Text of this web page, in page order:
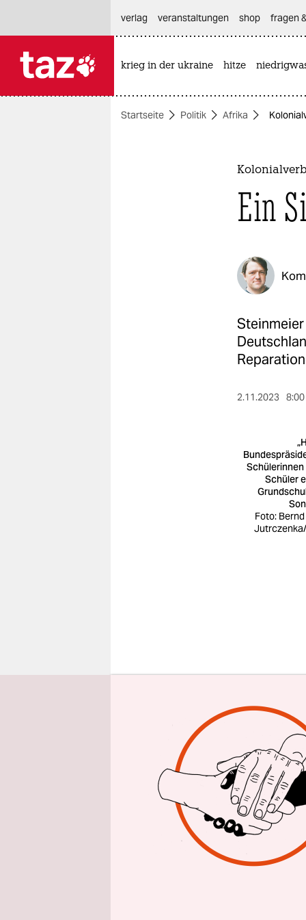
themen
verlag
veranstaltungen shop fragen
krieg in der ukraine hitze
Startseite Politik Afrika
Ein
2.11.2023
Schülerinnen
Schüler
Foto:
M
Worte
wäre
gewesen.
Die